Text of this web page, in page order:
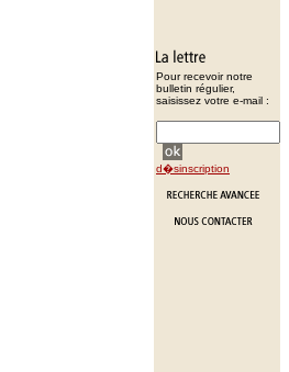
Pour recevoir notre
bulletin régulier,
saisissez votre e-mail :
d�sinscription